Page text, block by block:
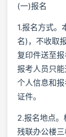
(一)报名
1.报名方式。
名)，不收取
复印件送至
报考人员只
个人信息和
证件。
2.报名地点
残联办公楼三